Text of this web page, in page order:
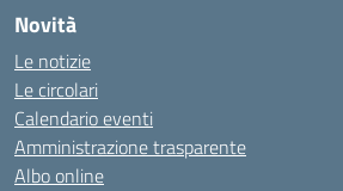
Novità
Le notizie
Le circolari
Calendario eventi
Amministrazione trasparente
Albo online